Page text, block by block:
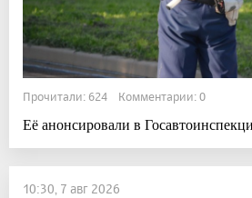
Прочитали: 624 Комментарии: 0
Её анонсировали в
10:30, 7 авг 2026